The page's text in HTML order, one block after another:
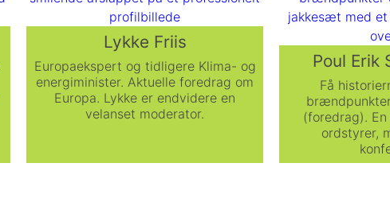
Lykke Friis
Europaekspert og tidligere Klima- og
energiminister. Aktuelle foredrag om
Europa. Lykke er endvidere en
velanset moderator.
Poul Erik
Få
(foredrag).
ordstyrer,